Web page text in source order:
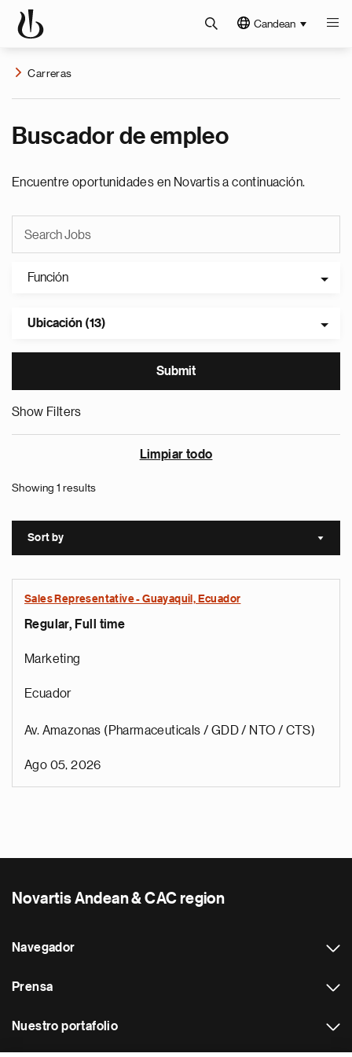
Candean
Carreras
Buscador de empleo
Encuentre oportunidades en Novartis a continuación.
Función
Ubicación (13)
Show Filters
Limpiar todo
Showing 1 results
Sort by Sort
Sales Representative - Guayaquil, Ecuador
Regular, Full time
Marketing
Ecuador
Av. Amazonas (Pharmaceuticals / GDD / NTO / CTS)
Ago 05, 2026
Novartis Andean & CAC region
Navegador
Prensa
Nuestro portafolio